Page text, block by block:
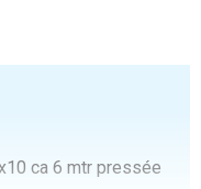
ca 6 mtr pressée